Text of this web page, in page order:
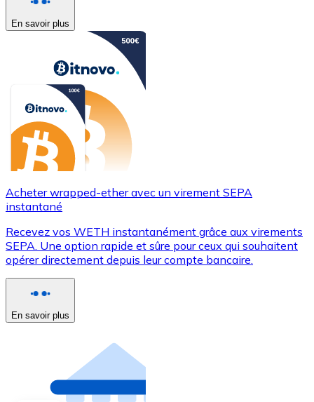
En savoir plus
Acheter wrapped-ether avec un virement SEPA
instantané
Recevez vos WETH instantanément grâce aux virements
SEPA. Une option rapide et sûre pour ceux qui souhaitent
opérer directement depuis leur compte bancaire.
En savoir plus